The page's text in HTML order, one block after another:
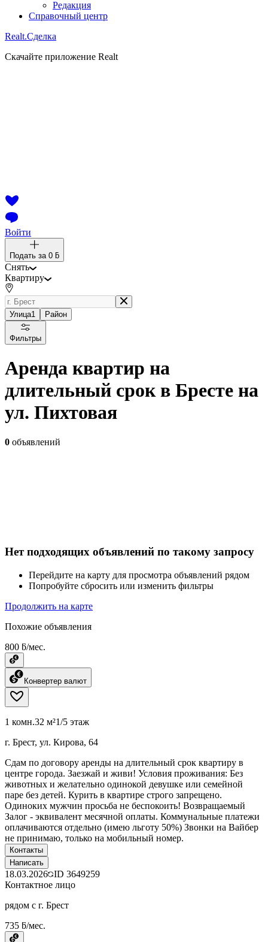
Редакция
Справочный центр
Realt.Сделка
Скачайте приложение Realt
Войти
Подать за 0 ƃ
Снять
Квартиру
Улица1 Район
Фильтры
Аренда квартир на
длительный срок в Бресте на
ул. Пихтовая
0 объявлений
Нет подходящих объявлений по такому запросу
Перейдите на карту для просмотра объявлений рядом
Попробуйте сбросить или изменить фильтры
Продолжить на карте
Похожие объявления
800 ƃ/мес.
Конвертер валют
1 комн.32 м²1/5 этаж
г. Брест, ул. Кирова, 64
Сдам по договору аренды на длительный срок квартиру в
центре города. Заезжай и живи! Условия проживания: Без
животных и желательно одинокой девушке или семейной
паре без детей. Курить в квартире строго запрещено.
Одиноких мужчин просьба не беспокоить! Возвращаемый
Залог - эквивалент месячной оплаты. Коммунальные платежи
оплачиваются отдельно (имею льготу 50%) Звонки на Вайбер
не принимаю, только на мобильный номер.
Контакты
Написать
18.03.2026 ID 3649259
Контактное лицо
рядом с г. Брест
735 ƃ/мес.